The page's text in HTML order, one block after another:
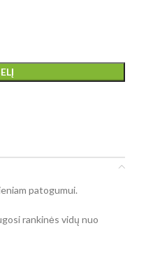
patogumui.
rankinės vidų nuo